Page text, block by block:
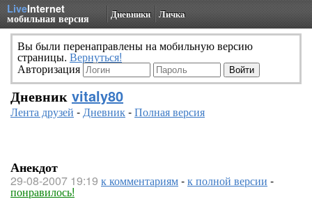
LiveInternet
мобильная версия Дневники Личка
Вы были перенаправлены на мобильную версию
страницы. Вернуться!
Авторизация
Дневник vitaly80
Лента друзей -Дневник-Полная версия
Анекдот
29-08-2007 19:19 к комментариям-к полной версии -
понравилось!